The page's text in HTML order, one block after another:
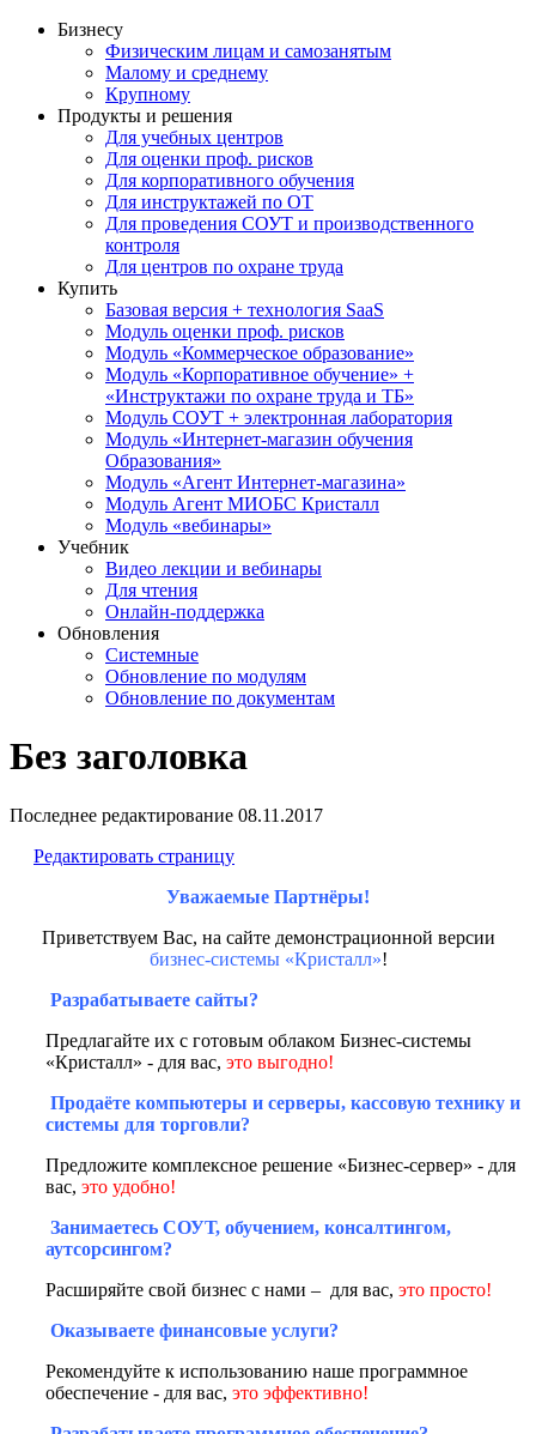
Бизнесу
Физическим лицам и самозанятым
Малому и среднему
Крупному
Продукты и решения
Для учебных центров
Для оценки проф. рисков
Для корпоративного обучения
Для инструктажей по ОТ
Для проведения СОУТ и производственного
контроля
Для центров по охране труда
Купить
Базовая версия + технология SaaS
Модуль оценки проф. рисков
Модуль «Коммерческое образование»
Модуль «Корпоративное обучение» +
«Инструктажи по охране труда и ТБ»
Модуль СОУТ + электронная лаборатория
Модуль «Интернет-магазин обучения
Образования»
Модуль «Агент Интернет-магазина»
Модуль Агент МИОБС Кристалл
Модуль «вебинары»
Учебник
Видео лекции и вебинары
Для чтения
Онлайн-поддержка
Обновления
Системные
Обновление по модулям
Обновление по документам
Без заголовка
Последнее редактирование 08.11.2017
Редактировать страницу
Уважаемые Партнёры!
Приветствуем Вас, на сайте демонстрационной версии
бизнес-системы «Кристалл»!
Разрабатываете сайты?
Предлагайте их с готовым облаком Бизнес-системы
«Кристалл» - для вас, это выгодно!
Продаёте компьютеры и серверы, кассовую технику и
системы для торговли?
Предложите комплексное решение «Бизнес-сервер» - для
вас, это удобно!
Занимаетесь СОУТ, обучением, консалтингом,
аутсорсингом?
Расширяйте свой бизнес с нами – для вас, это просто!
Оказываете финансовые услуги?
Рекомендуйте к использованию наше программное
обеспечение - для вас, это эффективно!